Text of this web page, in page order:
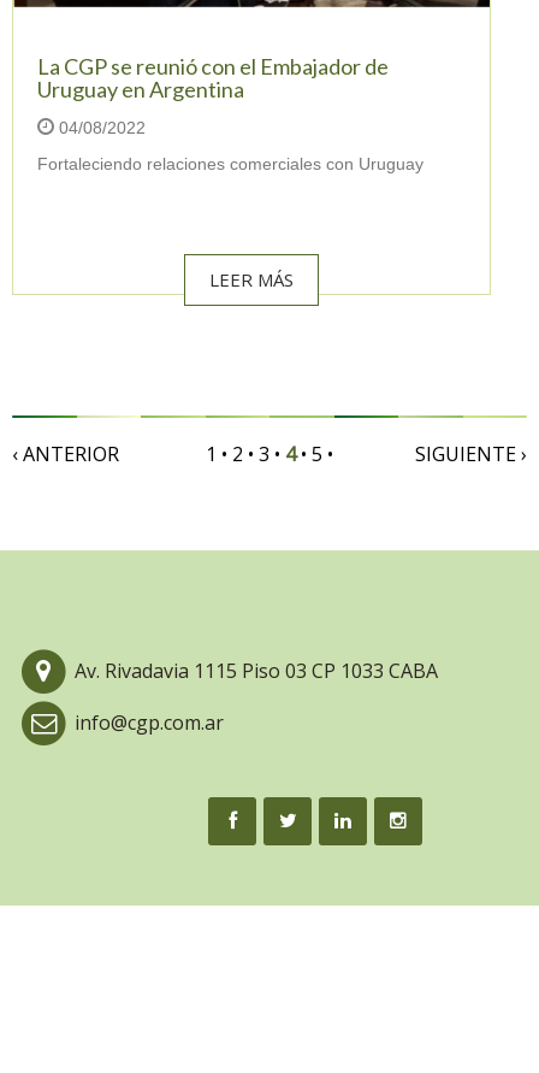
La CGP se reunió con el Embajador de
Uruguay en Argentina
04/08/2022
Fortaleciendo relaciones comerciales con Uruguay
LEER MÁS
‹ ANTERIOR 1 • 2 • 3 • 4• 5 • SIGUIENTE ›
Av. Rivadavia 1115 Piso 03 CP 1033 CABA
info@cgp.com.ar